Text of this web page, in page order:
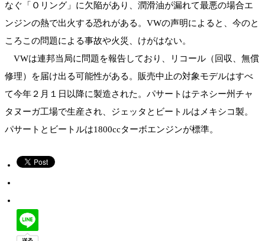
なぐ「Ｏリング」に欠陥があり、潤滑油が漏れて最悪の場合エ
ンジンの熱で出火する恐れがある。VWの声明によると、今のと
ころこの問題による事故や火災、けがはない。
VWは連邦当局に問題を報告しており、リコール（回収、無償
修理）を届け出る可能性がある。販売中止の対象モデルはすべ
て今年２月１日以降に製造された。パサートはテネシー州チャ
タヌーガ工場で生産され、ジェッタとビートルはメキシコ製。
パサートとビートルは1800ccターボエンジンが標準。